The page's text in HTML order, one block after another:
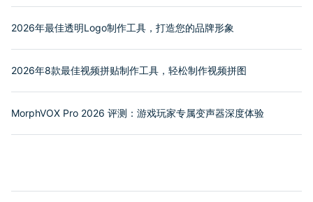
2026年最佳透明Logo制作工具，打造您的品牌形象
2026年8款最佳视频拼贴制作工具，轻松制作视频拼图
MorphVOX Pro 2026 评测：游戏玩家专属变声器深度体验